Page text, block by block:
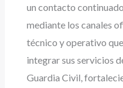
un contacto
mediante los canales
técnico y operativo
integrar sus servicios
Guardia Civil,